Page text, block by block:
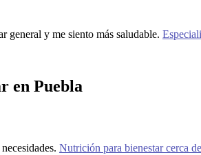
y me siento más saludable.
en Puebla
Nutrición para bienestar cerca